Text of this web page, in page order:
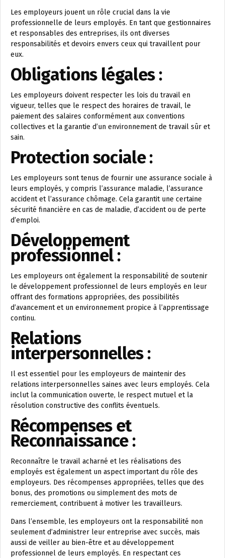
Les employeurs jouent un rôle crucial dans la vie
professionnelle de leurs employés. En tant que gestionnaires
et responsables des entreprises, ils ont diverses
responsabilités et devoirs envers ceux qui travaillent pour
eux.
Obligations légales :
Les employeurs doivent respecter les lois du travail en
vigueur, telles que le respect des horaires de travail, le
paiement des salaires conformément aux conventions
collectives et la garantie d’un environnement de travail sûr et
sain.
Protection sociale :
Les employeurs sont tenus de fournir une assurance sociale à
leurs employés, y compris l’assurance maladie, l’assurance
accident et l’assurance chômage. Cela garantit une certaine
sécurité financière en cas de maladie, d’accident ou de perte
d’emploi.
Développement
professionnel :
Les employeurs ont également la responsabilité de soutenir
le développement professionnel de leurs employés en leur
offrant des formations appropriées, des possibilités
d’avancement et un environnement propice à l’apprentissage
continu.
Relations
interpersonnelles :
Il est essentiel pour les employeurs de maintenir des
relations interpersonnelles saines avec leurs employés. Cela
inclut la communication ouverte, le respect mutuel et la
résolution constructive des conflits éventuels.
Récompenses et
Reconnaissance :
Reconnaître le travail acharné et les réalisations des
employés est également un aspect important du rôle des
employeurs. Des récompenses appropriées, telles que des
bonus, des promotions ou simplement des mots de
remerciement, contribuent à motiver les travailleurs.
Dans l’ensemble, les employeurs ont la responsabilité non
seulement d’administrer leur entreprise avec succès, mais
aussi de veiller au bien-être et au développement
professionnel de leurs employés. En respectant ces